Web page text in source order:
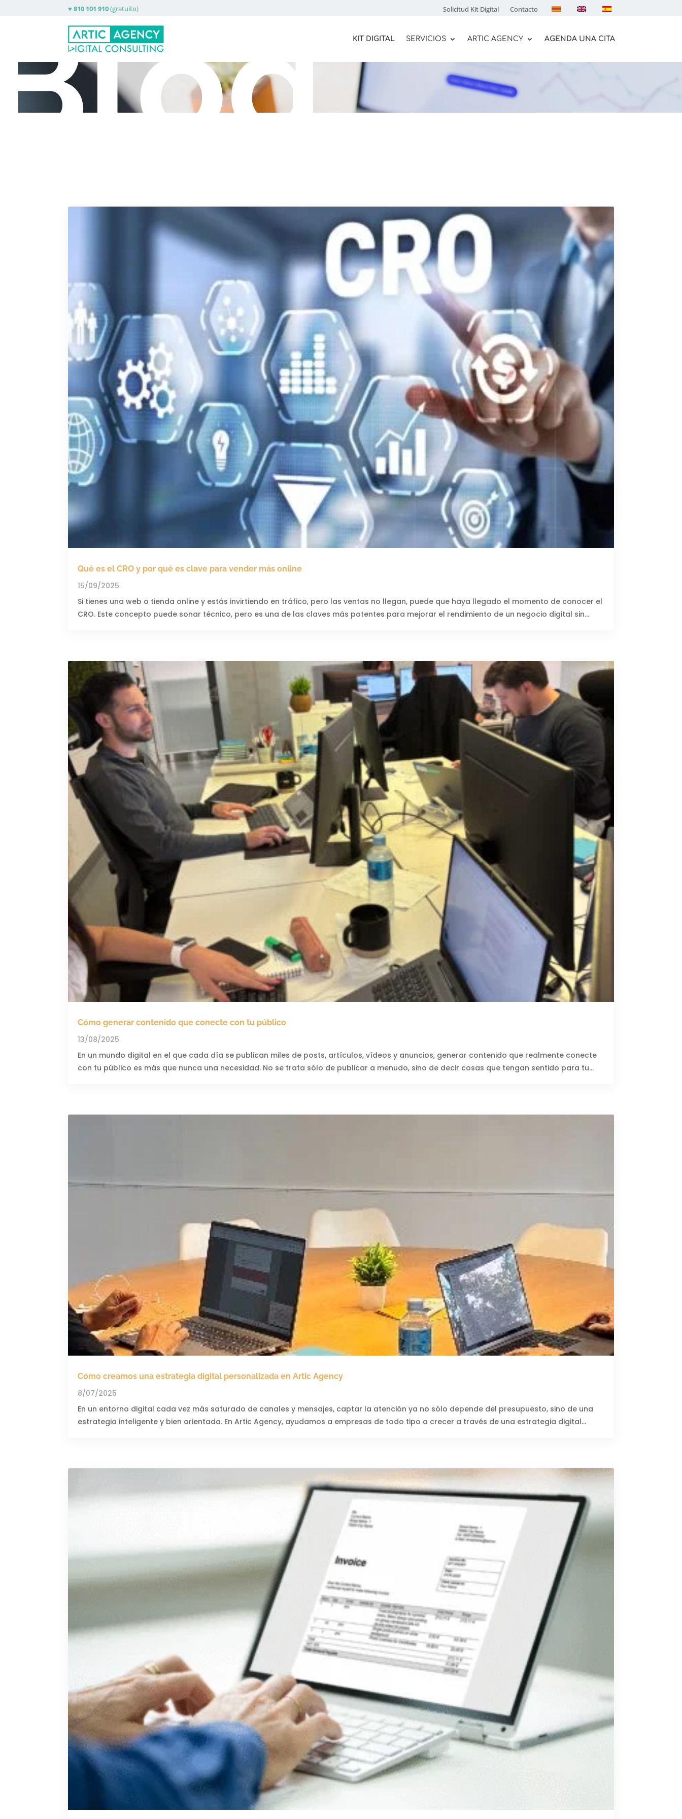
♥810 101 910(gratuito) Solicitud Kit Digital Contacto
KIT DIGITAL SERVICIOS ARTIC AGENCY AGENDA UNA CITA
Qué es el CRO y por qué es clave para vender más online
15/09/2025
Si tienes una web o tienda online y estás invirtiendo en tráfico, pero las ventas no llegan, puede que haya llegado el momento de conocer el
CRO. Este concepto puede sonar técnico, pero es una de las claves más potentes para mejorar el rendimiento de un negocio digital sin...
Cómo generar contenido que conecte con tu público
13/08/2025
En un mundo digital en el que cada día se publican miles de posts, artículos, vídeos y anuncios, generar contenido que realmente conecte
con tu público es más que nunca una necesidad. No se trata sólo de publicar a menudo, sino de decir cosas que tengan sentido para tu...
Cómo creamos una estrategia digital personalizada en Artic Agency
8/07/2025
En un entorno digital cada vez más saturado de canales y mensajes, captar la atención ya no sólo depende del presupuesto, sino de una
estrategia inteligente y bien orientada. En Artic Agency, ayudamos a empresas de todo tipo a crecer a través de una estrategia digital...